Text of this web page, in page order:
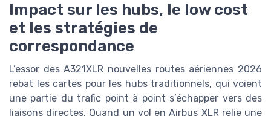
Impact sur les hubs, le low cost
et les stratégies de
correspondance
L’essor des A321XLR nouvelles routes aériennes 2026
rebat les cartes pour les hubs traditionnels, qui voient
une partie du trafic point à point s’échapper vers des
liaisons directes. Quand un vol en Airbus XLR relie une